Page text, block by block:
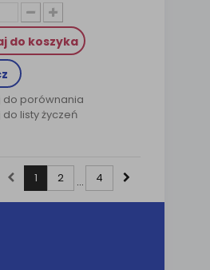
do koszyka
do porównania
do listy życzeń
1 2 ... 4